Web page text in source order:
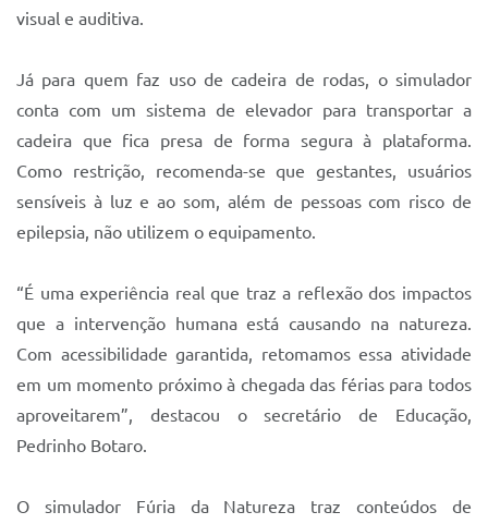
visual e auditiva.
Já para quem faz uso de cadeira de rodas, o simulador
conta com um sistema de elevador para transportar a
cadeira que fica presa de forma segura à plataforma.
Como restrição, recomenda-se que gestantes, usuários
sensíveis à luz e ao som, além de pessoas com risco de
epilepsia, não utilizem o equipamento.
“É uma experiência real que traz a reflexão dos impactos
que a intervenção humana está causando na natureza.
Com acessibilidade garantida, retomamos essa atividade
em um momento próximo à chegada das férias para todos
aproveitarem”, destacou o secretário de Educação,
Pedrinho Botaro.
O simulador Fúria da Natureza traz conteúdos de